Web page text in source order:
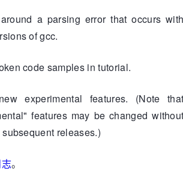
a parsing error that occurs
of gcc.
code samples in tutorial.
experimental features. (Note
features may be changed
releases.)
。